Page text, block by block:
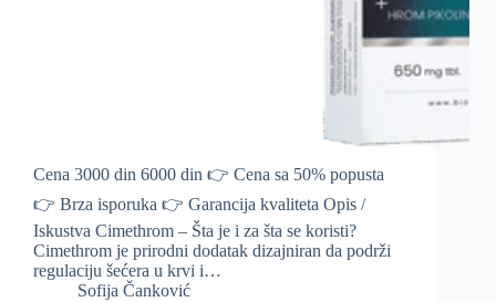
Cena 3000 din 6000 din 👉 Cena sa 50% popusta
👉 Brza isporuka 👉 Garancija kvaliteta Opis /
Iskustva Cimethrom – Šta je i za šta se koristi?
Cimethrom je prirodni dodatak dizajniran da podrži
regulaciju šećera u krvi i…
Sofija Čanković